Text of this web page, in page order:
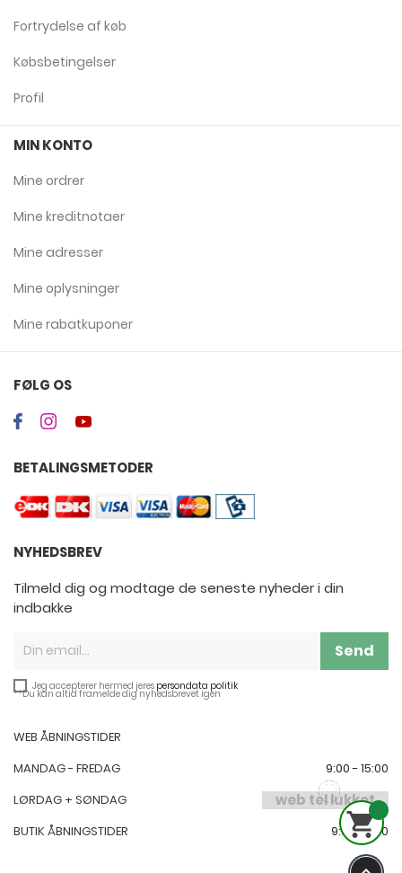
Fortrydelse af køb
Købsbetingelser
Profil
MIN KONTO
Mine ordrer
Mine kreditnotaer
Mine adresser
Mine oplysninger
Mine rabatkuponer
FØLG OS
BETALINGSMETODER
NYHEDSBREV
Tilmeld dig og modtage de seneste nyheder i din
indbakke
Send
Jeg accepterer hermed jeres persondata politik
**Du kan altid framelde dig nyhedsbrevet igen
WEB ÅBNINGSTIDER
MANDAG - FREDAG
9:00 - 15:00
LØRDAG + SØNDAG
web tel lukket
BUTIK ÅBNINGSTIDER 9:00-17:00
